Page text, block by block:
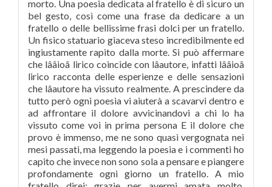
morto. Una poesia dedicata al fratello è di sicuro un
bel gesto, così come una frase da dedicare a un
fratello o delle bellissime frasi dolci per un fratello.
Un fisico statuario giaceva steso incredibilmente ed
ingiustamente rapito dalla morte. Si può affermare
che lââioâ lirico coincide con lâautore, infatti lââioâ
lirico racconta delle esperienze e delle sensazioni
che lâautore ha vissuto realmente. A prescindere da
tutto però ogni poesia vi aiuterà a scavarvi dentro e
ad affrontare il dolore avvicinandovi a chi lo ha
vissuto come voi in prima persona E il dolore che
provo è immenso, me ne sono quasi vergognata nei
mesi passati, ma leggendo la poesia e i commenti ho
capito che invece non sono sola a pensare e piangere
profondamente ogni giorno un fratello. A mio